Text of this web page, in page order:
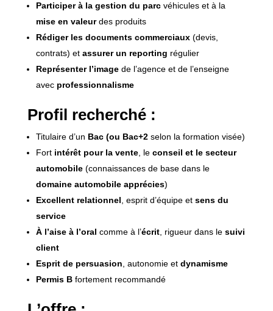
Participer à la gestion du parc véhicules et à la
mise en valeurdes produits
Rédiger les documents commerciaux(devis,
contrats) et assurer un reporting régulier
Représenter l’imagede l’agence et de l’enseigne
avec professionnalisme
Profil recherché :
Titulaire d’un Bac (ou Bac+2 selon la formation visée)
Fortintérêt pour la vente, le conseil et le secteur
automobile(connaissances de base dans le
domaine automobile apprécies)
Excellent relationnel , esprit d’équipe et sens du
service
À l’aise à l’oral comme à l’écrit, rigueur dans le suivi
client
Esprit de persuasion , autonomie et dynamisme
Permis Bfortement recommandé